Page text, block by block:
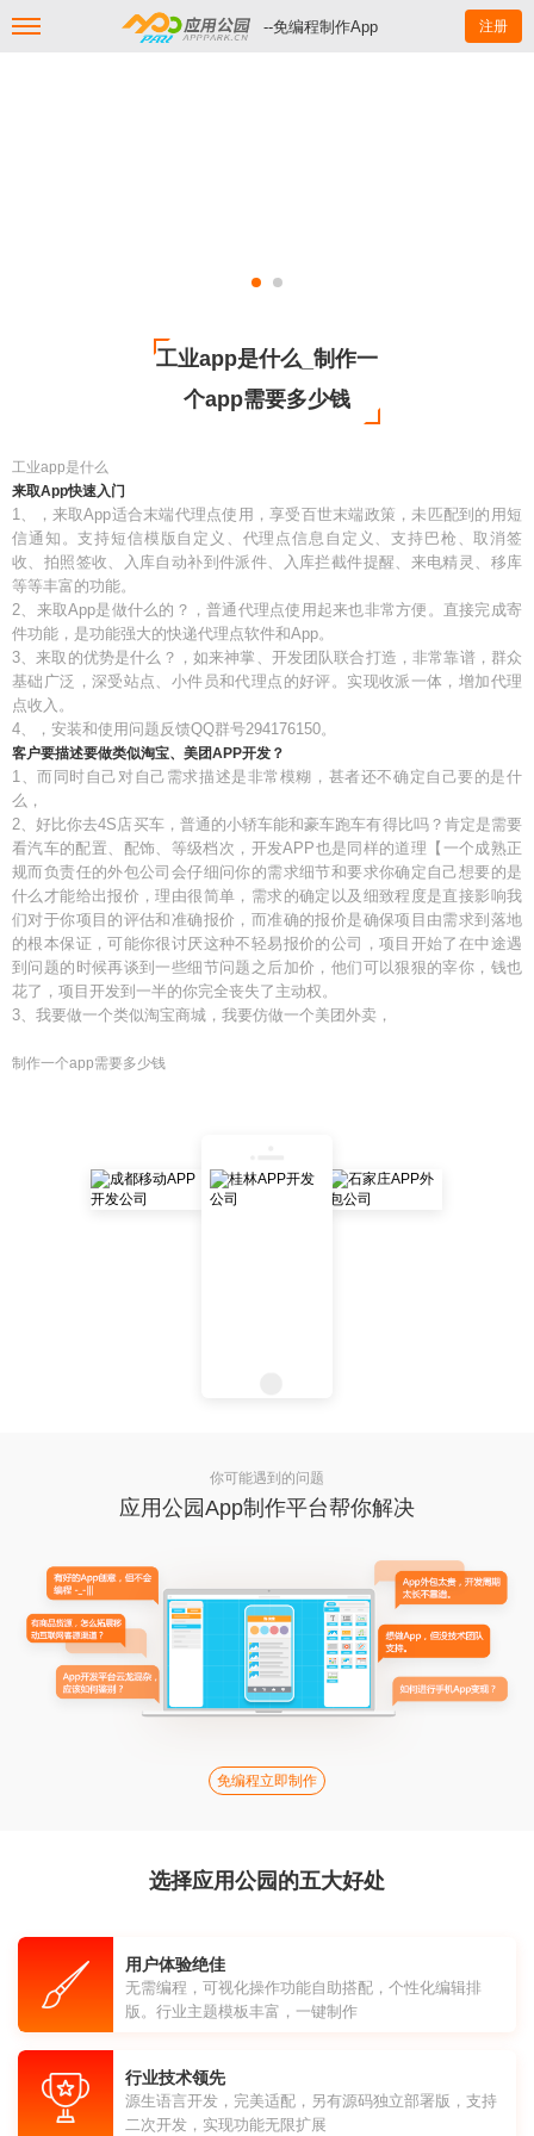
--免编程制作App 注册
工业app是什么_制作一
个app需要多少钱
工业app是什么
来取App快速入门
1、，来取App适合末端代理点使用，享受百世末端政策，未匹配到的用短
信通知。支持短信模版自定义、代理点信息自定义、支持巴枪、取消签
收、拍照签收、入库自动补到件派件、入库拦截件提醒、来电精灵、移库
等等丰富的功能。
2、来取App是做什么的？，普通代理点使用起来也非常方便。直接完成寄
件功能，是功能强大的快递代理点软件和App。
3、来取的优势是什么？，如来神掌、开发团队联合打造，非常靠谱，群众
基础广泛，深受站点、小件员和代理点的好评。实现收派一体，增加代理
点收入。
4、，安装和使用问题反馈QQ群号294176150。
客户要描述要做类似淘宝、美团APP开发？
1、而同时自己对自己需求描述是非常模糊，甚者还不确定自己要的是什
么，
2、好比你去4S店买车，普通的小轿车能和豪车跑车有得比吗？肯定是需要
看汽车的配置、配饰、等级档次，开发APP也是同样的道理【一个成熟正
规而负责任的外包公司会仔细问你的需求细节和要求你确定自己想要的是
什么才能给出报价，理由很简单，需求的确定以及细致程度是直接影响我
们对于你项目的评估和准确报价，而准确的报价是确保项目由需求到落地
的根本保证，可能你很讨厌这种不轻易报价的公司，项目开始了在中途遇
到问题的时候再谈到一些细节问题之后加价，他们可以狠狠的宰你，钱也
花了，项目开发到一半的你完全丧失了主动权。
3、我要做一个类似淘宝商城，我要仿做一个美团外卖，
制作一个app需要多少钱
你可能遇到的问题
应用公园App制作平台帮你解决
免编程立即制作
选择应用公园的五大好处
用户体验绝佳
无需编程，可视化操作功能自助搭配，个性化编辑排
版。行业主题模板丰富，一键制作
行业技术领先
源生语言开发，完美适配，另有源码独立部署版，支持
二次开发，实现功能无限扩展